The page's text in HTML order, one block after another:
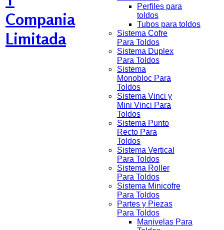
Perfiles para
toldos
Tubos para toldos
Sistema Cofre
Para Toldos
Sistema Duplex
Para Toldos
Sistema
Monobloc Para
Toldos
Sistema Vinci y
Mini Vinci Para
Toldos
Sistema Punto
Recto Para
Toldos
Sistema Vertical
Para Toldos
Sistema Roller
Para Toldos
Sistema Minicofre
Para Toldos
Partes y Piezas
Para Toldos
Manivelas Para